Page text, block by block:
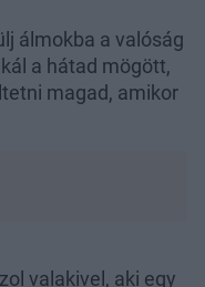
álmokba a valóság
a hátad mögött,
magad, amikor
valakivel, aki egy